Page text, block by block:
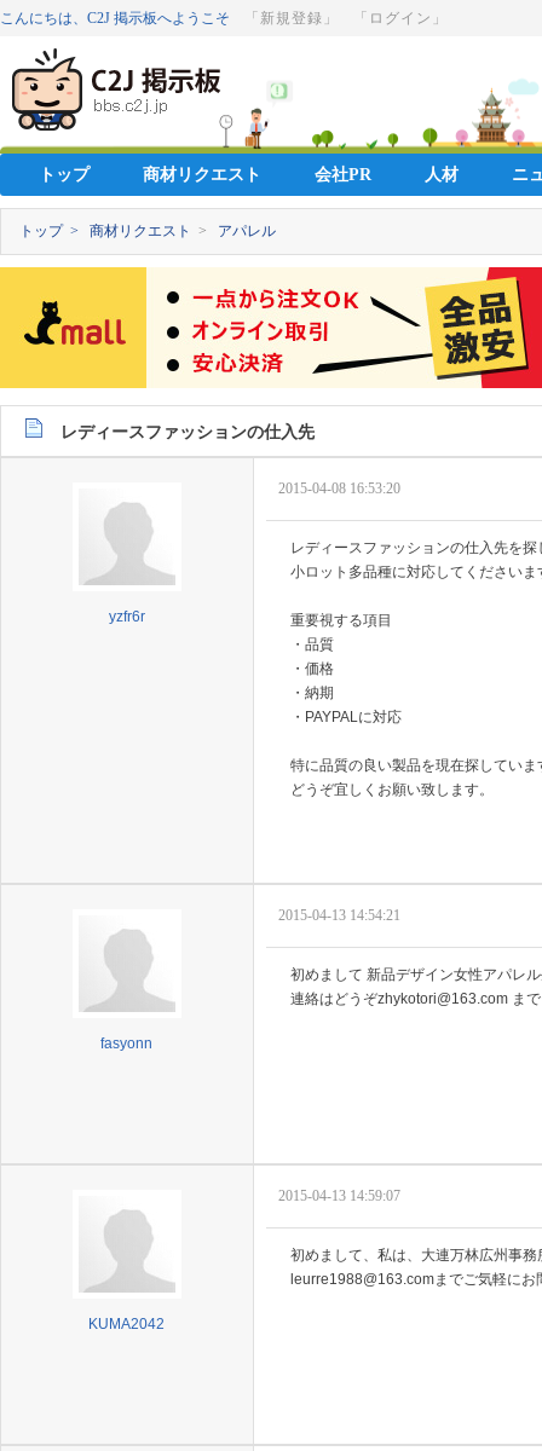
こんにちは、C2J 掲示板へようこそ 「新規登録」 「ログイン」
トップ 商材リクエスト 会社PR 人材 ニ
トップ > 商材リクエスト > アパレル
レディースファッションの仕入先
yzfr6r
2015-04-08 16:53:20
レディースファッションの仕入先を
小ロット多品種に対応してください
重要視する項目
・品質
・価格
・納期
・PAYPALに対応
特に品質の良い製品を現在探していま
どうぞ宜しくお願い致します。
fasyonn
2015-04-13 14:54:21
初めまして 新品デザイン女性アパレ
連絡はどうぞzhykotori@163.com ま
KUMA2042
2015-04-13 14:59:07
初めまして、私は、大連万林広州事
leurre1988@163.comまでご気軽に